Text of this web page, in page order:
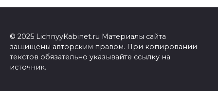
© 2025 LichnyyKabinet.ru Материалы сайта
защищены авторским правом. При копировании
текстов обязательно указывайте ссылку на
источник.